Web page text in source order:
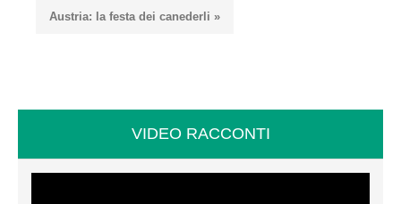
Austria: la festa dei canederli »
VIDEO RACCONTI